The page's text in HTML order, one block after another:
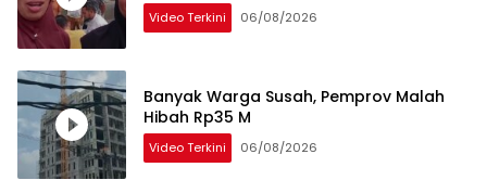
Video Terkini 06/08/2026
Banyak Warga Susah, Pemprov Malah
Hibah Rp35 M
Video Terkini 06/08/2026